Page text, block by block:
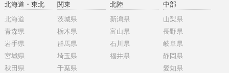
北海道・東北
北海道
青森県
岩手県
宮城県
秋田県
関東
茨城県
栃木県
群馬県
埼玉県
千葉県
北陸
新潟県
富山県
石川県
福井県
中部
山梨県
長野県
岐阜県
静岡県
愛知県